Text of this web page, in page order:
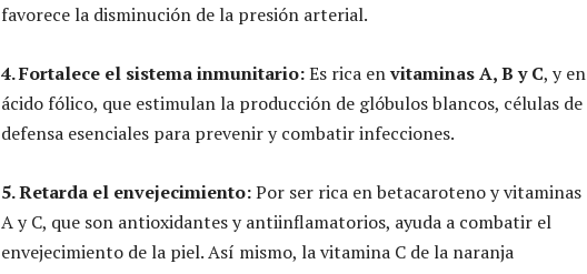
favorece la disminución de la presión arterial.
4. Fortalece el sistema inmunitario:Es rica envitaminas A, B y C, y en
ácido fólico, que estimulan la producción de glóbulos blancos, células de
defensa esenciales para prevenir y combatir infecciones.
5. Retarda el envejecimiento:Por ser rica en betacaroteno y vitaminas
A y C, que son antioxidantes y antiinflamatorios, ayuda a combatir el
envejecimiento de la piel. Así mismo, la vitamina C de la naranja